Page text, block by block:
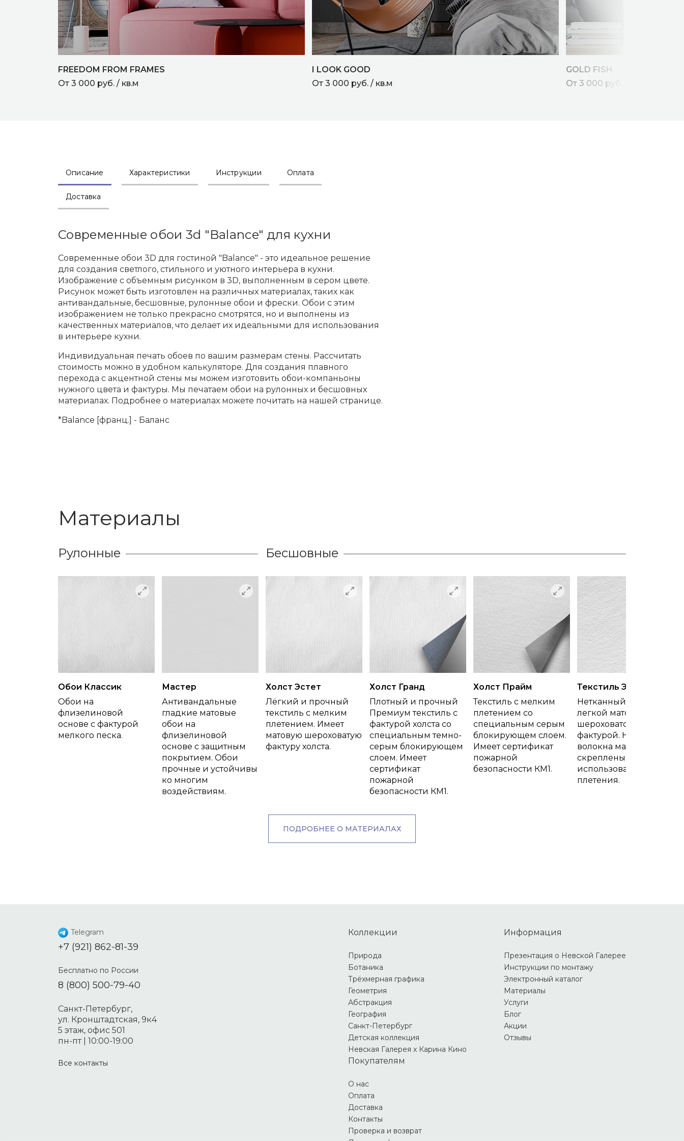
FREEDOM FROM FRAMES
От 3 000 руб. / кв.м
I LOOK GOOD
От 3 000 руб. / кв.м
GOLD FISH
От 3 000 руб. / кв.м
Описание Характеристики Инструкции Оплата
Доставка
Современные обои 3d "Balance" для кухни
Современные обои 3D для гостиной "Balance" - это идеальное решение
для создания светлого, стильного и уютного интерьера в кухни.
Изображение с объемным рисунком в 3D, выполненным в сером цвете.
Рисунок может быть изготовлен на различных материалах, таких как
антивандальные, бесшовные, рулонные обои и фрески. Обои с этим
изображением не только прекрасно смотрятся, но и выполнены из
качественных материалов, что делает их идеальными для использования
в интерьере кухни.
Индивидуальная печать обоев по вашим размерам стены. Рассчитать
стоимость можно в удобном калькуляторе. Для создания плавного
перехода с акцентной стены мы можем изготовить обои-компаньоны
нужного цвета и фактуры. Мы печатаем обои на рулонных и бесшовных
материалах. Подробнее о материалах можете почитать на нашей странице.
*Balance [франц.] - Баланс
Материалы
Рулонные
Обои Классик
Обои на
флизелиновой
основе с фактурой
мелкого песка.
Мастер
Антивандальные
гладкие матовые
обои на
флизелиновой
основе с защитным
покрытием. Обои
прочные и устойчивы
ко многим
воздействиям.
Бесшовные
Холст Эстет
Лёгкий и прочный
текстиль с мелким
плетением. Имеет
матовую шероховатую
фактуру холста.
Холст Гранд
Плотный и прочный
Премиум текстиль с
фактурой холста со
специальным темно-
серым блокирующем
слоем. Имеет
сертификат
пожарной
безопасности КМ1.
Холст Прайм
Текстиль с мелким
плетением со
специальным серым
блокирующем слоем.
Имеет сертификат
пожарной
безопасности КМ1.
Текстиль Эко
Нетканный текстиль с
легкой матовой
шероховатой
фактурой. Нити и
волокна материала
скреплены без
использования
плетения.
ПОДРОБНЕЕ О МАТЕРИАЛАХ
Telegram
+7 (921) 862-81-39
Бесплатно по России
8 (800) 500-79-40
Санкт-Петербург,
ул. Кронштадтская, 9к4
5 этаж, офис 501
пн-пт | 10:00-19:00
Все контакты
Коллекции
Природа
Ботаника
Трёхмерная графика
Геометрия
Абстракция
География
Санкт-Петербург
Детская коллекция
Невская Галерея х Карина Кино
Информация
Презентация о Невской Галерее
Инструкции по монтажу
Электронный каталог
Материалы
Услуги
Блог
Акции
Отзывы
Покупателям
О нас
Оплата
Доставка
Контакты
Проверка и возврат